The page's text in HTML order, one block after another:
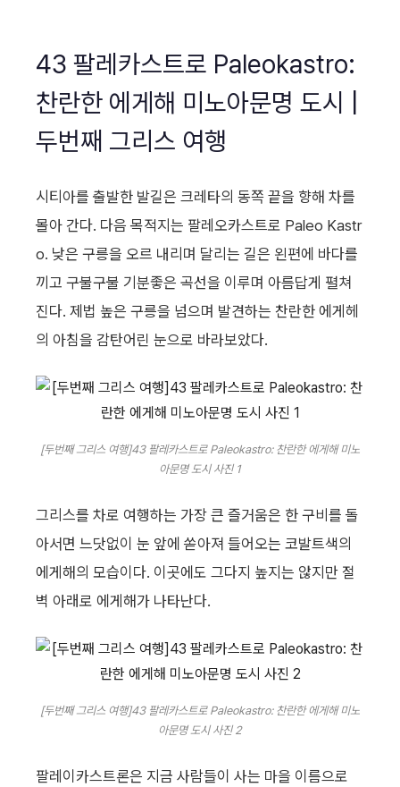
43 팔레카스트로 Paleokastro:
찬란한 에게해 미노아문명 도시 |
두번째 그리스 여행
시티아를 출발한 발길은 크레타의 동쪽 끝을 향해 차를
몰아 간다. 다음 목적지는 팔레오카스트로 Paleo Kastr
o. 낮은 구릉을 오르 내리며 달리는 길은 왼편에 바다를
끼고 구불구불 기분좋은 곡선을 이루며 아름답게 펼쳐
진다. 제법 높은 구릉을 넘으며 발견하는 찬란한 에게헤
의 아침을 감탄어린 눈으로 바라보았다.
[두번째 그리스 여행]43 팔레카스트로 Paleokastro: 찬란한 에게해 미노
아문명 도시 사진 1
그리스를 차로 여행하는 가장 큰 즐거움은 한 구비를 돌
아서면 느닷없이 눈 앞에 쏟아져 들어오는 코발트색의
에게해의 모습이다. 이곳에도 그다지 높지는 않지만 절
벽 아래로 에게해가 나타난다.
[두번째 그리스 여행]43 팔레카스트로 Paleokastro: 찬란한 에게해 미노
아문명 도시 사진 2
팔레이카스트론은 지금 사람들이 사는 마을 이름으로